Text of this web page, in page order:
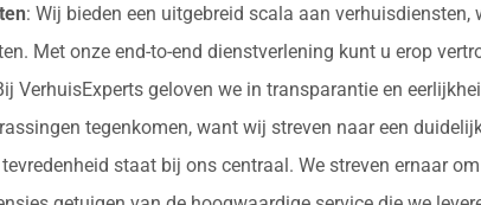
: Wij bieden een uitgebreid scala aan
Met onze end-to-end dienstverlening kunt u erop
VerhuisExperts geloven we in transparantie en
tegenkomen, want wij streven naar een
tevredenheid staat bij ons centraal. We streven ernaar